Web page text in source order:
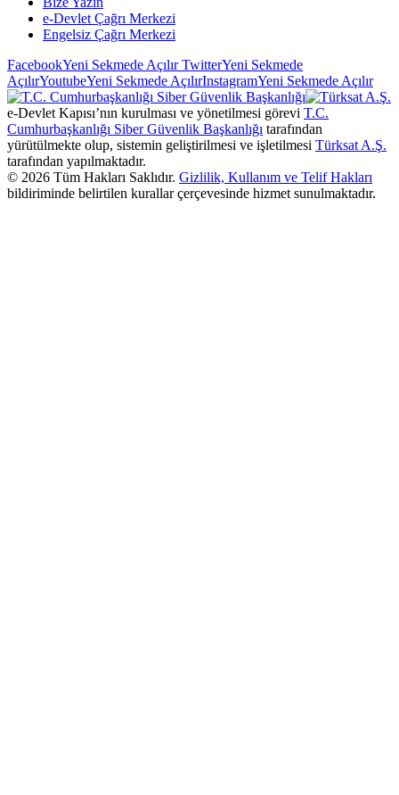
e-Devlet Çağrı Merkezi
Engelsiz Çağrı Merkezi
FacebookYeni Sekmede AçılırTwitterYeni Sekmede
AçılırYoutubeYeni Sekmede AçılırInstagramYeni Sekmede Açılır
e-Devlet Kapısı’nın kurulması ve yönetilmesi görevi T.C.
Cumhurbaşkanlığı Siber Güvenlik Başkanlığı tarafından
yürütülmekte olup, sistemin geliştirilmesi ve işletilmesi Türksat A.Ş.
tarafından yapılmaktadır.
© 2026 Tüm Hakları Saklıdır. Gizlilik, Kullanım ve Telif Hakları
bildiriminde belirtilen kurallar çerçevesinde hizmet sunulmaktadır.